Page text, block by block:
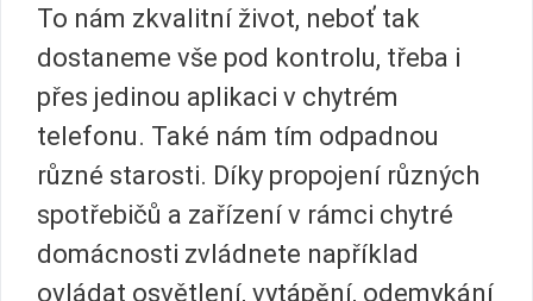
To nám zkvalitní život, neboť tak
dostaneme vše pod kontrolu, třeba i
přes jedinou aplikaci v chytrém
telefonu. Také nám tím odpadnou
různé starosti. Díky propojení různých
spotřebičů a zařízení v rámci chytré
domácnosti zvládnete například
ovládat osvětlení, vytápění, odemykání